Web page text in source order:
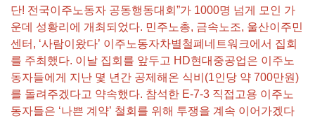
단! 전국이주노동자 공동행동대회”가 1000명 넘게 모인 가
운데 성황리에 개최되었다. 민주노총, 금속노조, 울산이주민
센터, ‘사람이왔다’ 이주노동자차별철폐네트워크에서 집회
를 주최했다. 이날 집회를 앞두고 HD현대중공업은 이주노
동자들에게 지난 몇 년간 공제해온 식비(1인당 약 700만원)
를 돌려주겠다고 약속했다. 참석한 E-7-3 직접고용 이주노
동자들은 ‘나쁜 계약’ 철회를 위해 투쟁을 계속 이어가겠다